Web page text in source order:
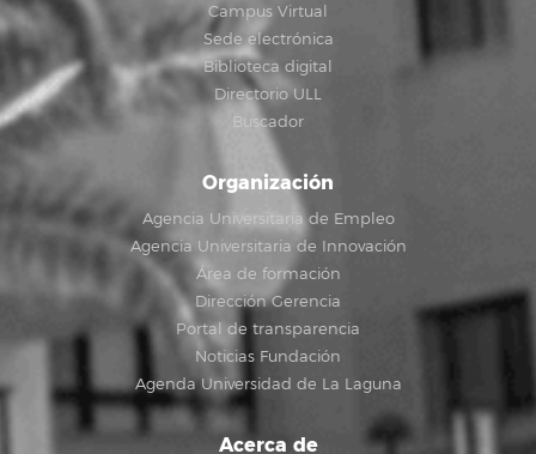
Campus Virtual
Sede electrónica
Biblioteca digital
Directorio ULL
Buscador
Organización
Agencia Universitaria de Empleo
Agencia Universitaria de Innovación
Área de formación
Dirección Gerencia
Portal de transparencia
Noticias Fundación
Agenda Universidad de La Laguna
Acerca de